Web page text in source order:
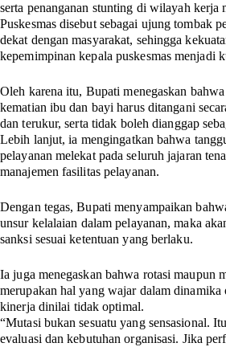
serta penanganan stunting di wilayah kerja
Puskesmas disebut sebagai ujung tombak
dekat dengan masyarakat, sehingga
kepemimpinan kepala puskesmas menjadi
Oleh karena itu, Bupati menegaskan bahwa
kematian ibu dan bayi harus ditangani
dan terukur, serta tidak boleh dianggap
Lebih lanjut, ia mengingatkan bahwa
pelayanan melekat pada seluruh jajaran
manajemen fasilitas pelayanan.
Dengan tegas, Bupati menyampaikan
unsur kelalaian dalam pelayanan, maka
sanksi sesuai ketentuan yang berlaku.
Ia juga menegaskan bahwa rotasi maupun
merupakan hal yang wajar dalam dinamika
kinerja dinilai tidak optimal.
“Mutasi bukan sesuatu yang sensasional.
evaluasi dan kebutuhan organisasi. Jika